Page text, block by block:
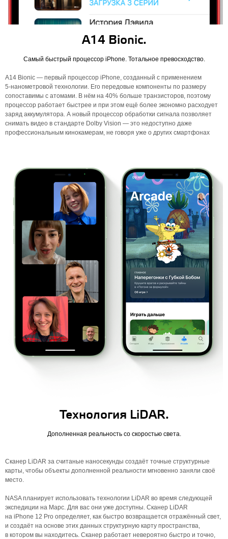
A14 Bionic.
Самый быстрый процессор iPhone. Тотальное превосходство.
A14 Bionic — первый процессор iPhone, созданный с применением
5‑нанометровой технологии. Его передовые компоненты по размеру
сопоставимы с атомами. В нём на 40% больше транзисторов, поэтому
процессор работает быстрее и при этом ещё более экономно расходует
заряд аккумулятора. А новый процессор обработки сигнала позволяет
снимать видео в стандарте Dolby Vision — это недоступно даже
профессиональным кинокамерам, не говоря уже о других смартфонах
Технология LiDAR.
Дополненная реальность со скоростью света.
Сканер LiDAR за считаные наносекунды создаёт точные структурные
карты, чтобы объекты дополненной реальности мгновенно заняли своё
место.
NASA планирует использовать технологии LiDAR во время следующей
экспедиции на Марс. Для вас они уже доступны. Сканер LiDAR
на iPhone 12 Pro определяет, как быстро возвращается отражённый свет,
и создаёт на основе этих данных структурную карту пространства,
в котором вы находитесь. Сканер работает невероятно быстро и точно,